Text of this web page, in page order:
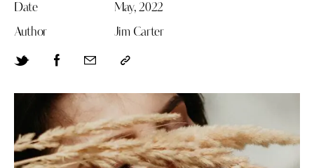
Date May, 2022
Author Jim Carter